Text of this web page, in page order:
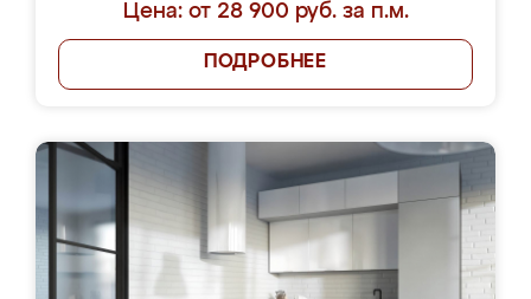
Цена: от 28 900 руб. за п.м.
ПОДРОБНЕЕ